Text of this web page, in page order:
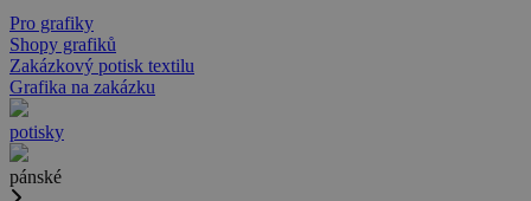
Pro grafiky
Shopy grafiků
Zakázkový potisk textilu
Grafika na zakázku
potisky
pánské